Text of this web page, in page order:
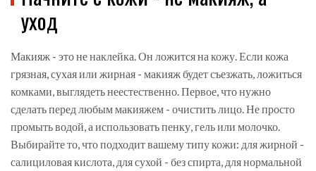
уход
Макияж - это не наклейка. Он ложится на кожу. Если кожа
грязная, сухая или жирная - макияж будет съезжать, ложиться
комками, выглядеть неестественно. Первое, что нужно
сделать перед любым макияжем - очистить лицо. Не просто
промыть водой, а использовать пенку, гель или молочко.
Выбирайте то, что подходит вашему типу кожи: для жирной -
салициловая кислота, для сухой - без спирта, для нормальной